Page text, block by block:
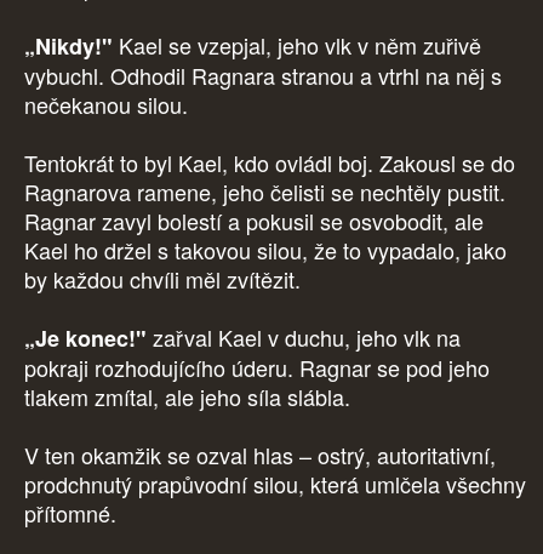
„Nikdy!" Kael se vzepjal, jeho vlk v něm zuřivě
vybuchl. Odhodil Ragnara stranou a vtrhl na něj s
nečekanou silou.
Tentokrát to byl Kael, kdo ovládl boj. Zakousl se do
Ragnarova ramene, jeho čelisti se nechtěly pustit.
Ragnar zavyl bolestí a pokusil se osvobodit, ale
Kael ho držel s takovou silou, že to vypadalo, jako
by každou chvíli měl zvítězit.
„Je konec!" zařval Kael v duchu, jeho vlk na
pokraji rozhodujícího úderu. Ragnar se pod jeho
tlakem zmítal, ale jeho síla slábla.
V ten okamžik se ozval hlas – ostrý, autoritativní,
prodchnutý prapůvodní silou, která umlčela všechny
přítomné.